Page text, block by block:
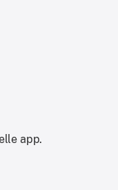
app.